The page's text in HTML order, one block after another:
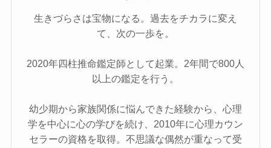
生きづらさは宝物になる。過去をチカラに変え
て、次の一歩を。
2020年四柱推命鑑定師として起業。2年間で800人
以上の鑑定を行う。
幼少期から家族関係に悩んできた経験から、心理
学を中心に心の学びを続け、2010年に心理カウン
セラーの資格を取得。不思議な偶然が重なって受